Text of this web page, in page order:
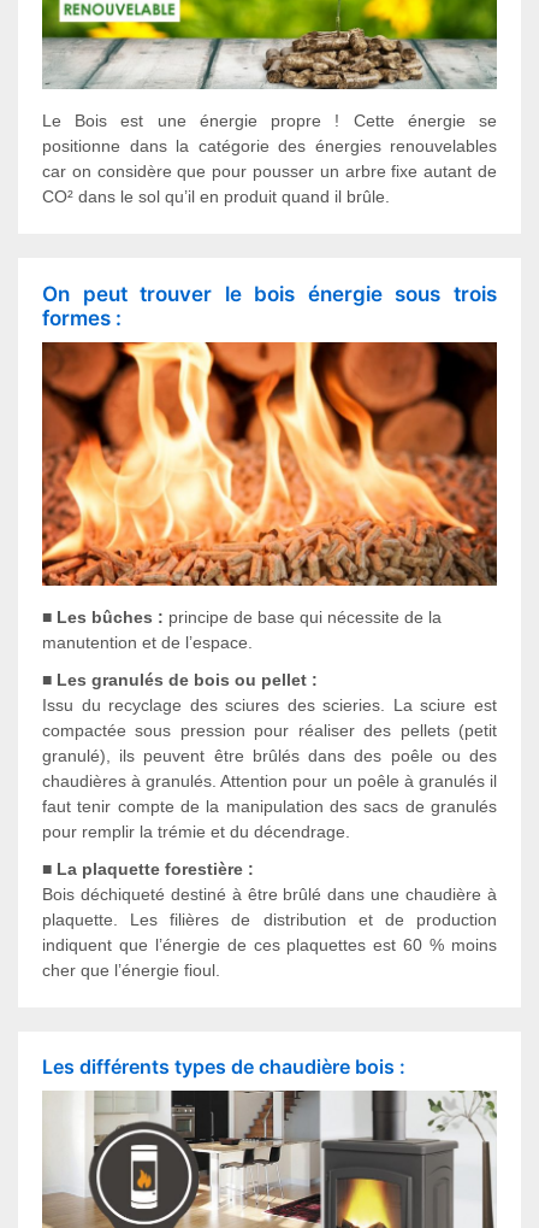
Le Bois est une énergie propre ! Cette énergie se
positionne dans la catégorie des énergies renouvelables
car on considère que pour pousser un arbre fixe autant de
CO² dans le sol qu’il en produit quand il brûle.
On peut trouver le bois énergie sous trois
formes :
■ Les bûches : principe de base qui nécessite de la
manutention et de l’espace.
■ Les granulés de bois ou pellet :
Issu du recyclage des sciures des scieries. La sciure est
compactée sous pression pour réaliser des pellets (petit
granulé), ils peuvent être brûlés dans des poêle ou des
chaudières à granulés. Attention pour un poêle à granulés il
faut tenir compte de la manipulation des sacs de granulés
pour remplir la trémie et du décendrage.
■ La plaquette forestière :
Bois déchiqueté destiné à être brûlé dans une chaudière à
plaquette. Les filières de distribution et de production
indiquent que l’énergie de ces plaquettes est 60 % moins
cher que l’énergie fioul.
Les différents types de chaudière bois :